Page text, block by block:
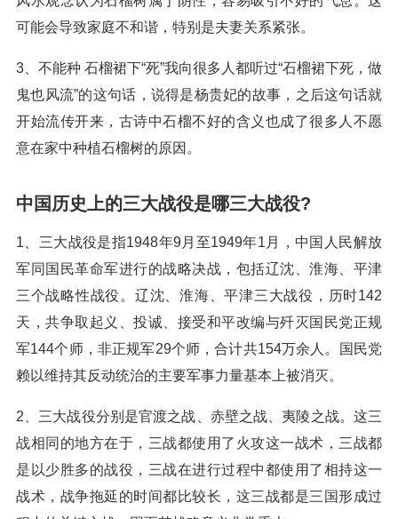
可能会导致家庭不和谐，特别是夫妻关系紧张。
3、不能种 石榴裙下“死”我向很多人都听过“石榴裙下死，做
鬼也风流”的这句话，说得是杨贵妃的故事，之后这句话就
开始流传开来，古诗中石榴不好的含义也成了很多人不愿
意在家中种植石榴树的原因。
中国历史上的三大战役是哪三大战役?
1、三大战役是指1948年9月至1949年1月，中国人民解放
军同国民革命军进行的战略决战，包括辽沈、淮海、平津
三个战略性战役。辽沈、淮海、平津三大战役，历时142
天，共争取起义、投诚、接受和平改编与歼灭国民党正规
军144个师，非正规军29个师，合计共154万余人。国民党
赖以维持其反动统治的主要军事力量基本上被消灭。
2、三大战役分别是官渡之战、赤壁之战、夷陵之战。这三
战相同的地方在于，三战都使用了火攻这一战术，三战都
是以少胜多的战役，三战在进行过程中都使用了相持这一
战术，战争拖延的时间都比较长，这三战都是三国形成过